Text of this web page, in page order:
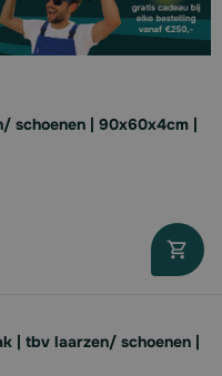
schoenen | 90x60x4cm |
| tbv laarzen/ schoenen |